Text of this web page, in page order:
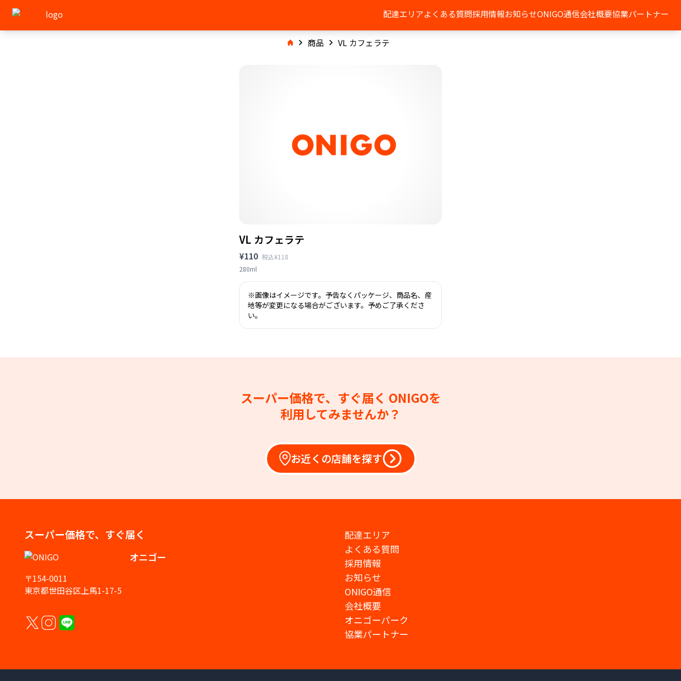
配達エリアよくある質問採用情報お知らせONIGO通信会社概要協業パートナー
商品 VL カフェラテ
VL カフェラテ
¥110 税込¥118
280ml
※画像はイメージです。予告なくパッケージ、商品名、産
地等が変更になる場合がございます。予めご了承くださ
い。
スーパー価格で、すぐ届く ONIGOを
利用してみませんか？
お近くの店舗を探す
スーパー価格で、すぐ届く
オニゴー
〒154-0011
東京都世田谷区上馬1-17-5
配達エリア
よくある質問
採用情報
お知らせ
ONIGO通信
会社概要
オニゴーパーク
協業パートナー